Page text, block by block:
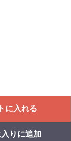
に入れる
りに追加